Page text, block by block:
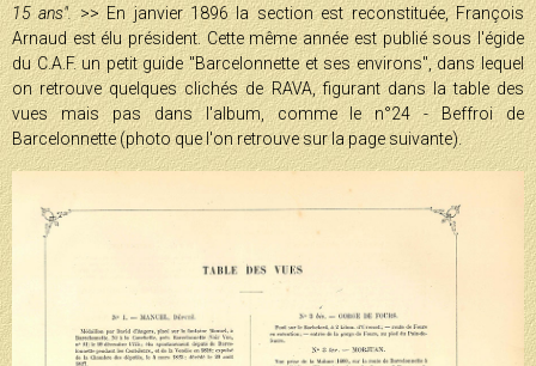
15 ans". >> En janvier 1896 la section est reconstituée, François
Arnaud est élu président. Cette même année est publié sous l'égide
du C.A.F. un petit guide "Barcelonnette et ses environs", dans lequel
on retrouve quelques clichés de RAVA, figurant dans la table des
vues mais pas dans l'album, comme le n°24 - Beffroi de
Barcelonnette (photo que l'on retrouve sur la page suivante).